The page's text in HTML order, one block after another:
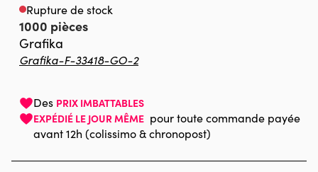
Rupture de stock
1000 pièces
Grafika
Grafika-F-33418-GO-2
Des PRIX IMBATTABLES
EXPÉDIÉ LE JOUR MÊME pour toute commande payée
avant 12h (colissimo & chronopost)